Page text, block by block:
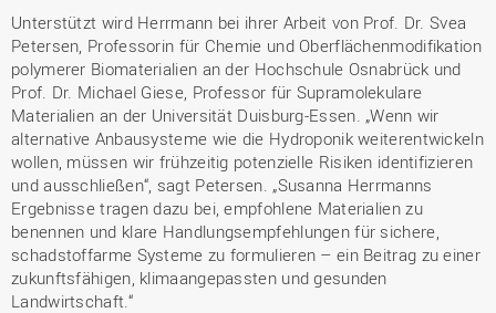
Unterstützt wird Herrmann bei ihrer Arbeit von Prof. Dr. Svea
Petersen, Professorin für Chemie und Oberflächenmodifikation
polymerer Biomaterialien an der Hochschule Osnabrück und
Prof. Dr. Michael Giese, Professor für Supramolekulare
Materialien an der Universität Duisburg-Essen. „Wenn wir
alternative Anbausysteme wie die Hydroponik weiterentwickeln
wollen, müssen wir frühzeitig potenzielle Risiken identifizieren
und ausschließen“, sagt Petersen. „Susanna Herrmanns
Ergebnisse tragen dazu bei, empfohlene Materialien zu
benennen und klare Handlungsempfehlungen für sichere,
schadstoffarme Systeme zu formulieren – ein Beitrag zu einer
zukunftsfähigen, klimaangepassten und gesunden
Landwirtschaft.“